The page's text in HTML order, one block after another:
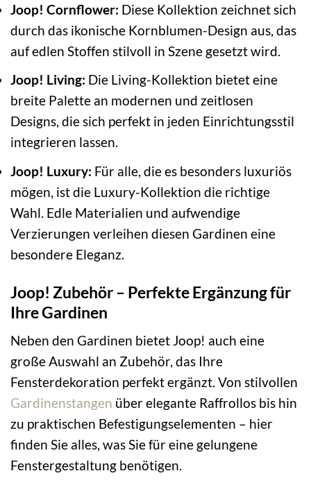
Joop! Cornflower: Diese Kollektion zeichnet sich
durch das ikonische Kornblumen-Design aus, das
auf edlen Stoffen stilvoll in Szene gesetzt wird.
Joop! Living: Die Living-Kollektion bietet eine
breite Palette an modernen und zeitlosen
Designs, die sich perfekt in jeden Einrichtungsstil
integrieren lassen.
Joop! Luxury: Für alle, die es besonders luxuriös
mögen, ist die Luxury-Kollektion die richtige
Wahl. Edle Materialien und aufwendige
Verzierungen verleihen diesen Gardinen eine
besondere Eleganz.
Joop! Zubehör – Perfekte Ergänzung für
Ihre Gardinen
Neben den Gardinen bietet Joop! auch eine
große Auswahl an Zubehör, das Ihre
Fensterdekoration perfekt ergänzt. Von stilvollen
Gardinenstangen über elegante Raffrollos bis hin
zu praktischen Befestigungselementen – hier
finden Sie alles, was Sie für eine gelungene
Fenstergestaltung benötigen.